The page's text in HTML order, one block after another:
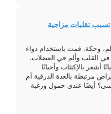
تسبب تقلبات مزاجية
وحكة. قمت باستخدام دواء
القلب وألم في العضلات.
أشعر بالإكتئاب وأحيانًا
مرتبطة بالغدة الدرقية أم
أيضًا عندي خمول ورغبة